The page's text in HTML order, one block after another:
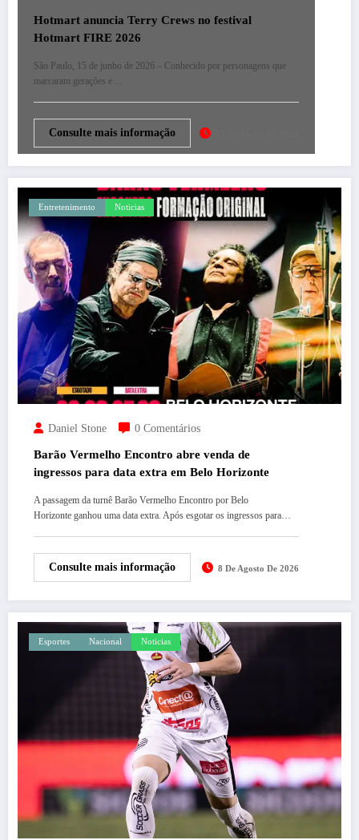
Hotmart anuncia Terry Crews no festival
Hotmart FIRE 2026
São Paulo, 15 de junho de 2026 – Conhecido por personagens que
marcaram gerações e…
Consulte mais informação
Entretenimento Noticias
Daniel Stone 0 Comentários
Barão Vermelho Encontro abre venda de
ingressos para data extra em Belo Horizonte
A passagem da turnê Barão Vermelho Encontro por Belo
Horizonte ganhou uma data extra. Após esgotar os ingressos para…
Consulte mais informação 8 De Agosto De 2026
Esportes Nacional Noticias